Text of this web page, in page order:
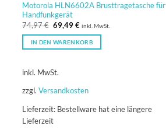
Motorola HLN6602A Brusttragetasche für
Handfunkgerät
74,97€ Ursprünglicher
Preis
war:
74,97 €
69,49€Aktueller
Preis
ist:
69,49 €.
inkl. MwSt.
IN DEN WARENKORB
inkl. MwSt.
zzgl.Versandkosten
Lieferzeit: Bestellware hat eine längere
Lieferzeit